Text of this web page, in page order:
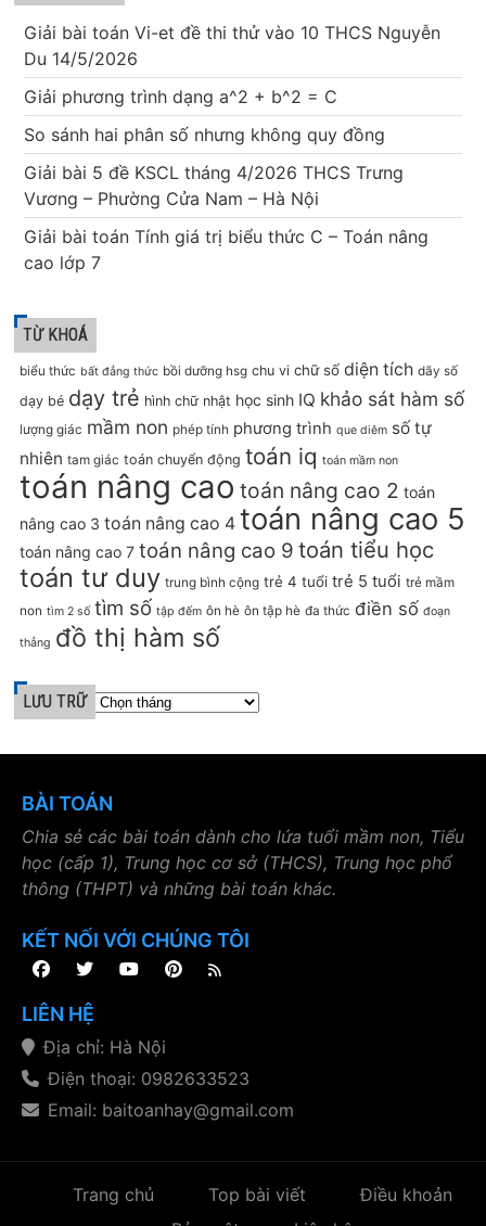
Giải bài toán Vi-et đề thi thử vào 10 THCS Nguyễn
Du 14/5/2026
Giải phương trình dạng a^2 + b^2 = C
So sánh hai phân số nhưng không quy đồng
Giải bài 5 đề KSCL tháng 4/2026 THCS Trưng
Vương – Phường Cửa Nam – Hà Nội
Giải bài toán Tính giá trị biểu thức C – Toán nâng
cao lớp 7
TỪ KHOÁ
biểu thức bất đẳng thức bồi dưỡng hsg chu vi chữ số diện tích dãy số
dạy bé dạy trẻ hình chữ nhật học sinh IQ khảo sát hàm số
lượng giác mầm non phép tính phương trình que diêm số tự
nhiên tam giác toán chuyển động toán iq toán mầm non
toán nâng cao toán nâng cao 2 toán
nâng cao 3 toán nâng cao 4 toán nâng cao 5
toán nâng cao 7 toán nâng cao 9 toán tiểu học
toán tư duy trung bình cộng trẻ 4 tuổi trẻ 5 tuổi trẻ mầm
non tìm 2 số tìm số tập đếm ôn hè ôn tập hè đa thức điền số đoạn
thẳng đồ thị hàm số
LƯU TRỮ
BÀI TOÁN
Chia sẻ các bài toán dành cho lứa tuổi mầm non, Tiểu
học (cấp 1), Trung học cơ sở (THCS), Trung học phổ
thông (THPT) và những bài toán khác.
KẾT NỐI VỚI CHÚNG TÔI
LIÊN HỆ
Địa chỉ: Hà Nội
Điện thoại: 0982633523
Email: baitoanhay@gmail.com
Trang chủ Top bài viết
Điều khoản